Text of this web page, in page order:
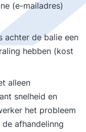
(e-mailadres)
achter de balie een
hebben (kost
alleen
snelheid en
het probleem
afhandelinng